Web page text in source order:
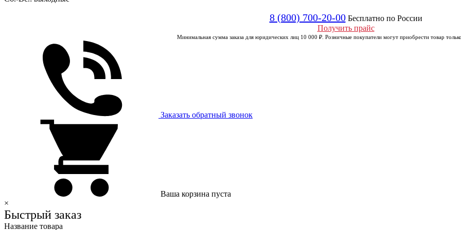
8 (800) 700-20-00 Бесплатно по России
Получить прайс
Минимальная сумма заказа для юридических лиц 10 000 ₽. Розничные покупатели могут приобрести товар
Заказать обратный звонок
Ваша корзина пуста
×
Быстрый заказ
Название товара